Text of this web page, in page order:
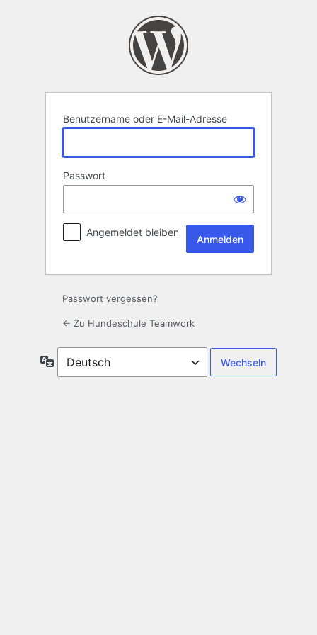
Benutzername oder E-Mail-Adresse
Passwort
Angemeldet bleiben
Passwort vergessen?
← Zu Hundeschule Teamwork
Sprache